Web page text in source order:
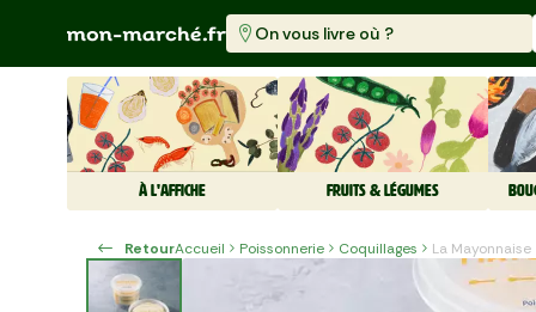
On vous livre où ?
À L'AFFICHE FRUITS & LÉGUMES
RetourAccueil Poissonnerie Coquillages La Mayonnaise